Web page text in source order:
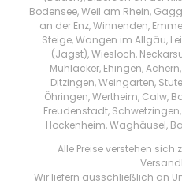
Bodensee, Weil am Rhein,
an der Enz, Winnenden,
Steige, Wangen im Allgäu,
(Jagst), Wiesloch,
Mühlacker, Ehingen,
Ditzingen, Weingarten,
Öhringen, Wertheim, Calw,
Freudenstadt,
Hockenheim, Waghäusel,
Alle Preise verstehen sich
Wir liefern ausschließlich an